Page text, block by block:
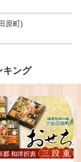
原町)
キング